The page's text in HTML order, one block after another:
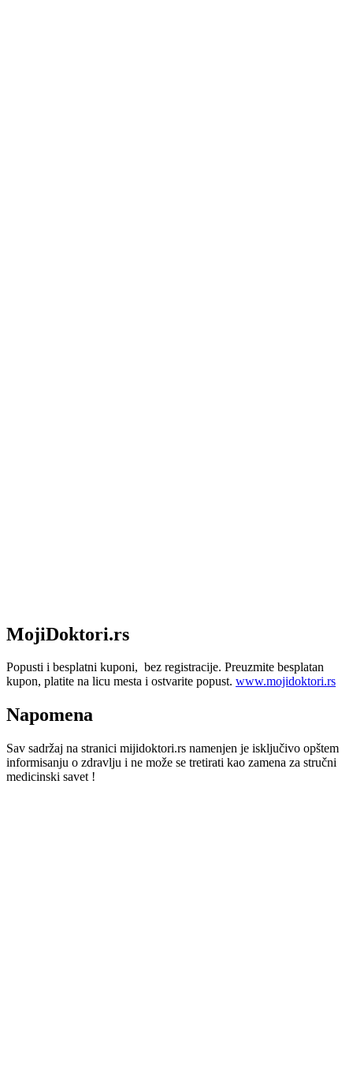
MojiDoktori.rs
Popusti i besplatni kuponi, bez registracije. Preuzmite besplatan
kupon, platite na licu mesta i ostvarite popust. www.mojidoktori.rs
Napomena
Sav sadržaj na stranici mijidoktori.rs namenjen je isključivo opštem
informisanju o zdravlju i ne može se tretirati kao zamena za stručni
medicinski savet !